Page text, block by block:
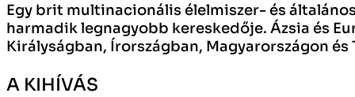
Egy brit multinacionális élelmiszer- és
harmadik legnagyobb kereskedője. Ázsia és
Királyságban, Írországban, Magyarországon
A KIHÍVÁS